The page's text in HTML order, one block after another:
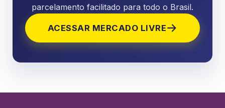
parcelamento facilitado para todo o Brasil.
ACESSAR MERCADO LIVRE